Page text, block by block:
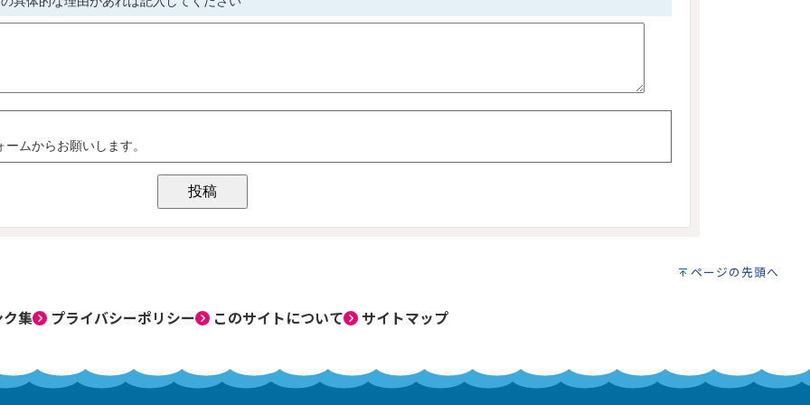
ページの先頭へ
集 プライバシーポリシー このサイトについて サイトマップ